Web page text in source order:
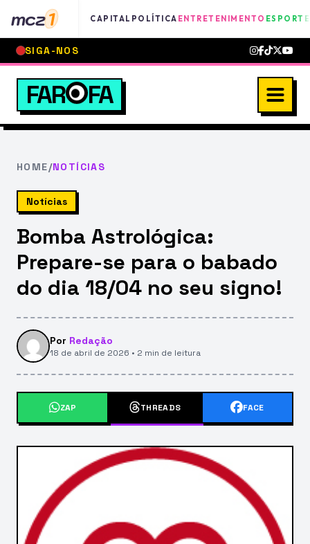
mcz1 CAPITAL POLÍTICA ENTRETENIMENTO
SIGA-NOS
FAR FA
HOME/NOTÍCIAS
Notícias
Bomba Astrológica:
Prepare-se para o babado
do dia 18/04 no seu signo!
Por Redação
18 de abril de 2026 • 2 min de leitura
ZAP THREADS FACE